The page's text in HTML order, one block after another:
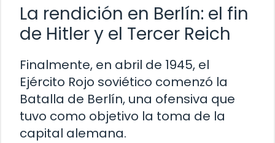
La rendición en Berlín: el fin
de Hitler y el Tercer Reich
Finalmente, en abril de 1945, el
Ejército Rojo soviético comenzó la
Batalla de Berlín, una ofensiva que
tuvo como objetivo la toma de la
capital alemana.